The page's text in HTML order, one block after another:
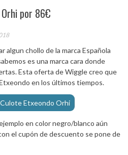
Orhi por 86€
algun chollo de la marca Española
es una marca cara donde
Esta oferta de Wiggle creo que
en los últimos tiempos.
Etxeondo Orhi
en color negro/blanco aún
el cupón de descuento se pone de